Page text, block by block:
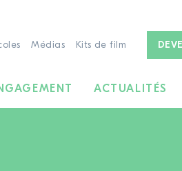
Médias Kits de film
ACTUALITÉS